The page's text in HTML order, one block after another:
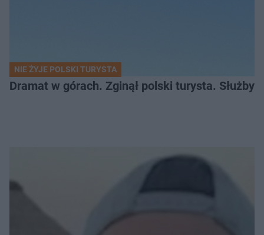
NIE ŻYJE POLSKI TURYSTA
Dramat w górach. Zginął polski turysta. Służby